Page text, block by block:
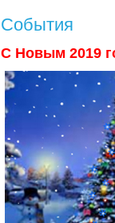
События
С Новым 2019